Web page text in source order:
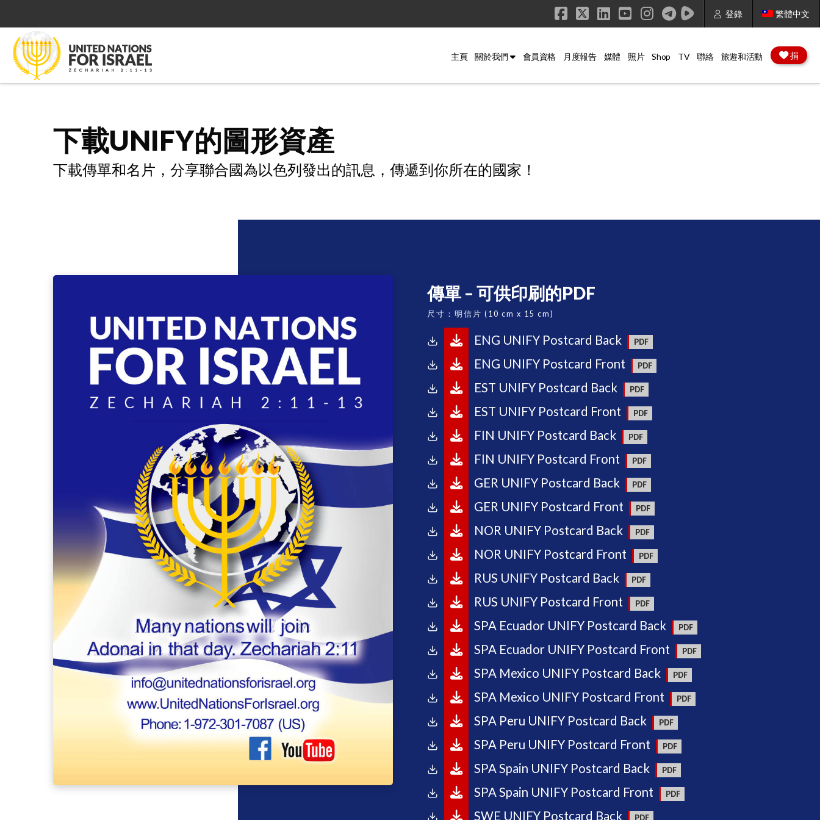
登錄 繁體中文
Facebook
X LinkedIn
YouTube
Instagram
主頁 關於我們 會員資格 月度報告 媒體 照片 Shop TV 聯絡 旅遊和活動 捐
下載UNIFY的圖形資產
下載傳單和名片，分享聯合國為以色列發出的訊息，傳遞到你所在的國家！
傳單 – 可供印刷的PDF
尺寸：明信片 (10 cm x 15 cm)
ENG UNIFY Postcard Back
ENG UNIFY Postcard Front
EST UNIFY Postcard Back
EST UNIFY Postcard Front
FIN UNIFY Postcard Back
FIN UNIFY Postcard Front
GER UNIFY Postcard Back
GER UNIFY Postcard Front
NOR UNIFY Postcard Back
NOR UNIFY Postcard Front
RUS UNIFY Postcard Back
RUS UNIFY Postcard Front
SPA Ecuador UNIFY Postcard Back
SPA Ecuador UNIFY Postcard Front
SPA Mexico UNIFY Postcard Back
SPA Mexico UNIFY Postcard Front
SPA Peru UNIFY Postcard Back
SPA Peru UNIFY Postcard Front
SPA Spain UNIFY Postcard Back
SPA Spain UNIFY Postcard Front
SWE UNIFY Postcard Back